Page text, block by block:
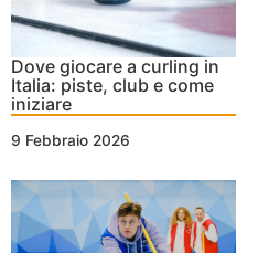
Dove giocare a curling in
Italia: piste, club e come
iniziare
9 Febbraio 2026